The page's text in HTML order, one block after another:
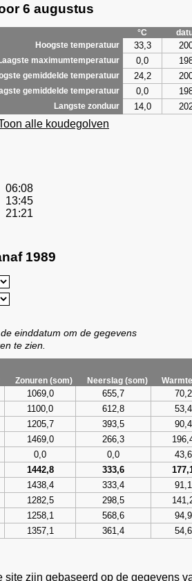
6 augustus
°C
Hoogste temperatuur
33,3
Laagste maximumtemperatuur 0,0
gemiddelde temperatuur 24,2
gemiddelde temperatuur 0,0
Langste zonduur 14,0
alle koudegolven
06:08
13:45
21:21
1989
einddatum om de gegevens
te zien.
Zonuren (som) Neerslag (som)
1069,0 655,7 70,2
1100,0 612,8 53,4
1205,7 393,5 90,4
1469,0 266,3
0,0 0,0 43,6
1442,8 333,6
1438,4 333,4 91,1
1282,5 298,5
1258,1 568,6 94,9
1357,1 361,4 54,6
site zijn gebaseerd op de gegevens